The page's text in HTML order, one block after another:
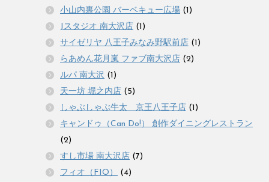
小山内裏公園 バーベキュー広場 (1)
Jスタジオ 南大沢店 (1)
サイゼリヤ 八王子みなみ野駅前店 (1)
らあめん花月嵐 ファブ南大沢店 (2)
ルパ 南大沢 (1)
天一坊 堀之内店 (5)
しゃぶしゃぶ牛太 京王八王子店 (1)
キャンドゥ（Can Do!） 創作ダイニングレストラン
(2)
すし市場 南大沢店 (7)
フィオ（FIO）
(4)